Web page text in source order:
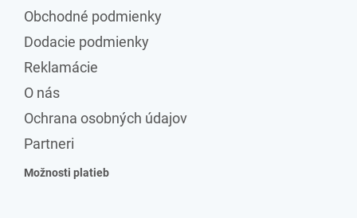
Obchodné podmienky
Dodacie podmienky
Reklamácie
O nás
Ochrana osobných údajov
Partneri
Možnosti platieb